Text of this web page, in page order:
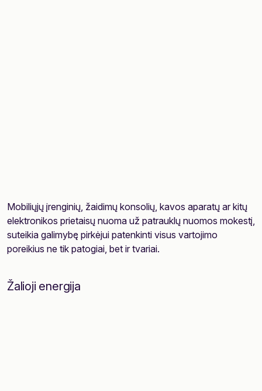
Mobiliųjų įrenginių, žaidimų konsolių, kavos aparatų ar kitų
elektronikos prietaisų nuoma už patrauklų nuomos mokestį,
suteikia galimybę pirkėjui patenkinti visus vartojimo
poreikius ne tik patogiai, bet ir tvariai.
Žalioji energija